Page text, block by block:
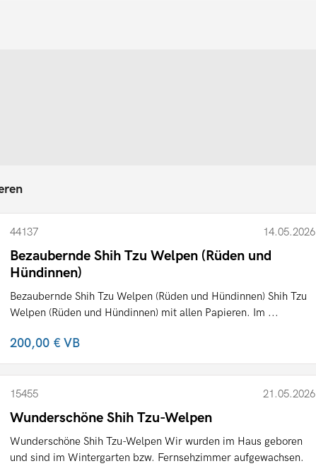
44137 14.05.2026
Bezaubernde Shih Tzu Welpen (Rüden und
Hündinnen)
Bezaubernde Shih Tzu Welpen (Rüden und Hündinnen) Shih Tzu
Welpen (Rüden und Hündinnen) mit allen Papieren. Im ...
200,00 €VB
15455 21.05.2026
Wunderschöne Shih Tzu-Welpen
Wunderschöne Shih Tzu-Welpen Wir wurden im Haus geboren
und sind im Wintergarten bzw. Fernsehzimmer aufgewachsen.